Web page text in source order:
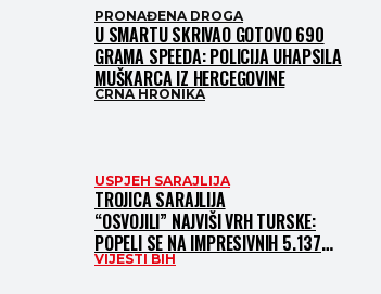
PRONAĐENA DROGA
U SMARTU SKRIVAO GOTOVO 690
GRAMA SPEEDA: POLICIJA UHAPSILA
MUŠKARCA IZ HERCEGOVINE
CRNA HRONIKA
USPJEH SARAJLIJA
TROJICA SARAJLIJA
“OSVOJILI” NAJVIŠI VRH TURSKE:
POPELI SE NA IMPRESIVNIH 5.137
METARA
VIJESTI BIH